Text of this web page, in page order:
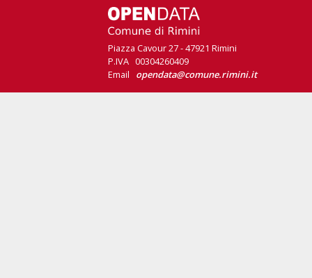
Piazza Cavour 27 - 47921 Rimini
P.IVA 00304260409
Email opendata@comune.rimini.it